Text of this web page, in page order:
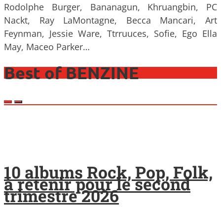
Rodolphe Burger, Bananagun, Khruangbin, PC
Nackt, Ray LaMontagne, Becca Mancari, Art
Feynman, Jessie Ware, Ttrruuces, Sofie, Ego Ella
May, Maceo Parker…
Best of BENZINE
10 albums Rock, Pop, Folk,
à retenir pour le second
trimestre 2026